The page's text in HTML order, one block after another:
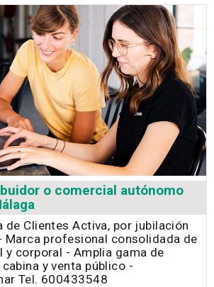
o comercial autónomo
de Clientes Activa, por jubilación
Marca profesional consolidada de
corporal - Amplia gama de
y venta público -
Tel. 600433548